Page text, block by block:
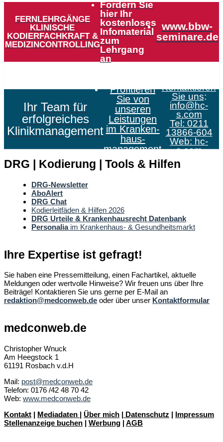
FERNLEHRGÄNGE
KLINISCHE
KODIERFACHKRAFT &
MEDIZINCONTROLLING
Fordern Sie
hier Ihr
kostenloses
Infomaterial
zum
Lehrgang
an
www.bbw-
seminare.de
Ihr Team für
erfolgreiches
Klinikmanagement
Profitieren
Sie von
unseren
Leistungen
im Kranken­
haus­
management
Kontaktieren
Sie uns:
info@hc-
s.com
Tel: 0211
13866-604
Web: hc-
s.com
DRG | Kodierung | Tools & Hilfen
DRG-Newsletter
AboAlert
DRG Chat
Kodierleitfäden & Hilfen 2026
DRG Urteile & Krankenhausrecht Datenbank
Personaliaim Krankenhaus- & Gesundheitsmarkt
Ihre Expertise ist gefragt!
Sie haben eine Pressemitteilung, einen Fachartikel, aktuelle
Meldungen oder wertvolle Hinweise? Wir freuen uns über Ihre
Beiträge! Kontaktieren Sie uns gerne per E-Mail an
redaktion@medconweb.de oder über unser Kontaktformular
medconweb.de
Christopher Wnuck
Am Heegstock 1
61191 Rosbach v.d.H
Mail: post@medconweb.de
Telefon: 0176 /42 48 70 42
Web: www.medconweb.de
Kontakt | Mediadaten | Über mich | Datenschutz | Impressum
Stellenanzeige buchen | Werbung | AGB